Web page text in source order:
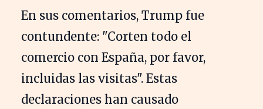
En sus comentarios, Trump fue
contundente: "Corten todo el
comercio con España, por favor,
incluidas las visitas". Estas
declaraciones han causado